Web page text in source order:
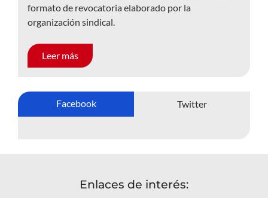
formato de revocatoria elaborado por la
organización sindical.
Leer más
Facebook Twitter
Enlaces de interés: